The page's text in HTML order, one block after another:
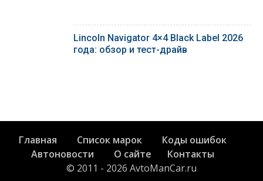
Lincoln Navigator 4×4 Black Label 2026
года: обзор и тест-драйв
Главная Список марок
Коды ошибок
Автоновости
О сайте
Контакты
© 2011 - 2026 AvtoManCar.ru